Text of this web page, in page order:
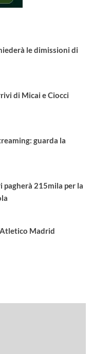
le dimissioni di
di Micai e Ciocci
guarda la
215mila per la
Madrid